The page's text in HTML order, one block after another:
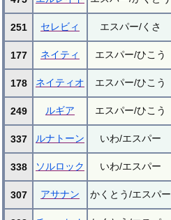
251 セレビィ エスパー/くさ
177 ネイティ エスパー/ひこう
178 ネイティオ エスパー/ひこう
249 ルギア エスパー/ひこう
337 ルナトーン いわ/エスパー
338 ソルロック いわ/エスパー
307 アサナン かくとう/エスパー